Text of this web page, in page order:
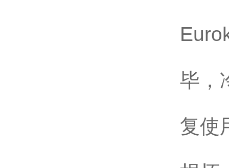
毕，
复使